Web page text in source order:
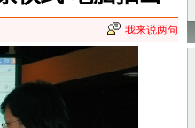
我来说两句